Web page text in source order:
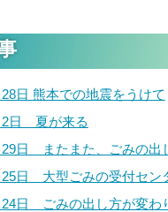
日 熊本での地震をうけて
2日 夏が来る
29日 またまた、ごみの出
25日 大型ごみの受付セン
24日 ごみの出し方が変わ